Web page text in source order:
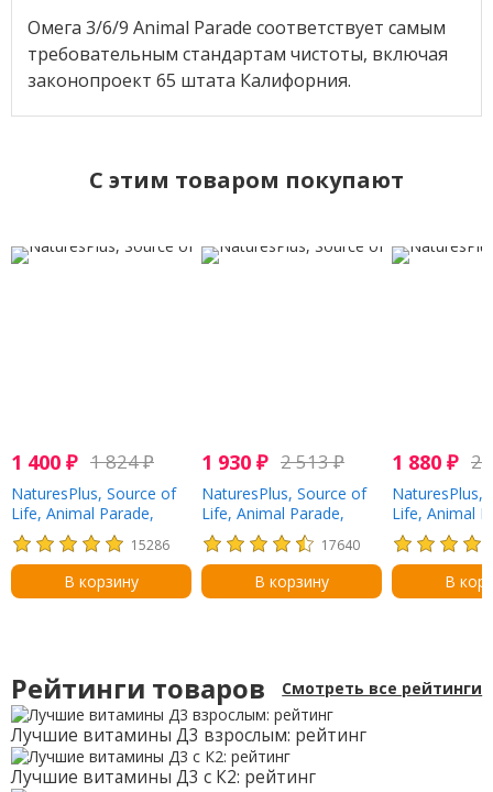
Омега 3/6/9 Animal Parade соответствует самым
требовательным стандартам чистоты, включая
законопроект 65 штата Калифорния.
C этим товаром покупают
1 400 ₽ 1 824₽
NaturesPlus, Source of
Life, Animal Parade,
витамин D3, со вкусом
натуральной черешни,
500 МЕ, 90 таблеток в
форме животных
15286
В корзину
1 930 ₽ 2 513₽
NaturesPlus, Source of
Life, Animal Parade,
добавка для
укрепления детского
иммунитета, вкус
натуральных
17640
В корзину
1 880 ₽ 2
NaturesPlus,
Life, Animal
кальций,
добавка для
вкусомВ
Рейтинги товаров Смотреть все рейтинги
Лучшие витамины Д3 взрослым: рейтинг
Лучшие витамины Д3 с К2: рейтинг